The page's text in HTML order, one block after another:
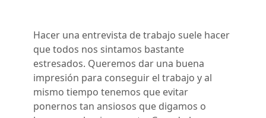
Hacer una entrevista de trabajo suele hacer
que todos nos sintamos bastante
estresados. Queremos dar una buena
impresión para conseguir el trabajo y al
mismo tiempo tenemos que evitar
ponernos tan ansiosos que digamos o